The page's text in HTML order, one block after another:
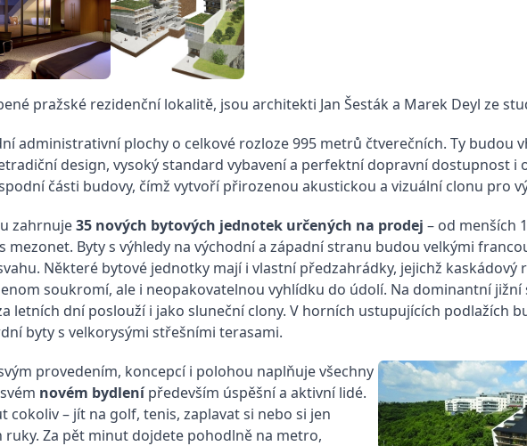
pražské rezidenční lokalitě, jsou architekti Jan Šesták a Marek Deyl ze
administrativní plochy o celkové rozloze 995 metrů čtverečních. Ty budou
design, vysoký standard vybavení a perfektní dopravní dostupnost i
části budovy, čímž vytvoří přirozenou akustickou a vizuální clonu pro
zahrnuje35 nových bytových jednotek určených na prodej – od menších
mezonet. Byty s výhledy na východní a západní stranu budou velkými
Některé bytové jednotky mají i vlastní předzahrádky, jejichž kaskádový
soukromí, ale i neopakovatelnou vyhlídku do údolí. Na dominantní jižní
letních dní poslouží i jako sluneční clony. V horních ustupujících podlažích
byty s velkorysými střešními terasami.
provedením, koncepcí i polohou naplňuje všechny
novém bydlenípředevším úspěšní a aktivní lidé.
cokoliv – jít na golf, tenis, zaplavat si nebo si jen
Za pět minut dojdete pohodlně na metro,